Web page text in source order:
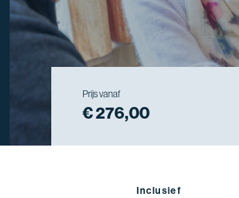
Prijs vanaf
€ 276,00
Inclusief